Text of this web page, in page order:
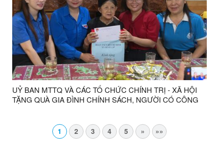
UỶ BAN MTTQ VÀ CÁC TỔ CHỨC CHÍNH TRỊ - XÃ HỘI
TẶNG QUÀ GIA ĐÌNH CHÍNH SÁCH, NGƯỜI CÓ CÔNG
1 2 3 4 5 » »»